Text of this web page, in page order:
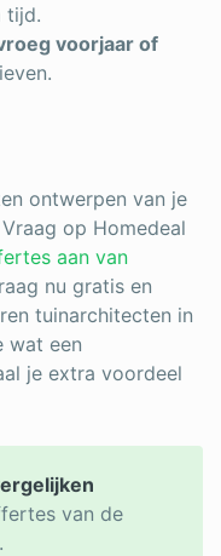
tijd.
voorjaar of
ontwerpen van je
op Homedeal
aan van
nu gratis en
tuinarchitecten in
wat een
je extra voordeel
van de